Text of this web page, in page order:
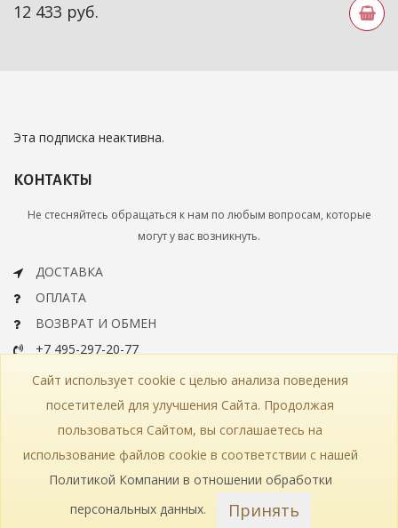
12 433 руб.
Эта подписка неактивна.
КОНТАКТЫ
Не стесняйтесь обращаться к нам по любым вопросам, которые
могут у вас возникнуть.
ДОСТАВКА
ОПЛАТА
ВОЗВРАТ И ОБМЕН
+7 495-297-20-77
info@bohemiaartclassic.ru
СКАЧАТЬ КАТАЛОГ
КАТАЛОГ
ПОЛИТИКА КОНФИДЕНЦИАЛЬНОСТИ
СТАТЬИ
ПРОИЗВОДСТВО
© 2018—2026 Bohemia Art Classic
Сайт использует cookie с целью анализа поведения
посетителей для улучшения Сайта. Продолжая
пользоваться Сайтом, вы соглашаетесь на
использование файлов cookie в соответствии с нашей
Политикой Компании в отношении обработки
персональных данных. Принять